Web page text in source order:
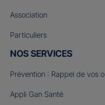
Association
Particuliers
NOS SERVICES
Prévention : Rappel de vos
Appli Gan Santé